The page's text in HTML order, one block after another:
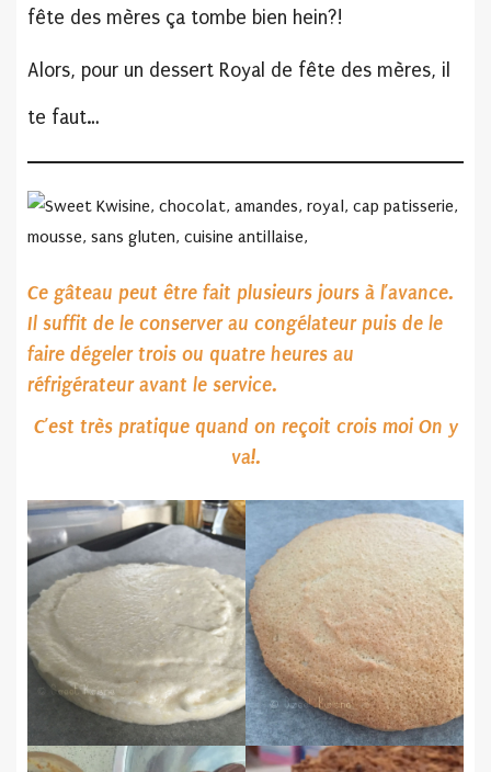
fête des mères ça tombe bien hein?!
Alors, pour un dessert Royal de fête des mères, il
te faut…
Ce gâteau peut être fait plusieurs jours à l’avance.
Il suffit de le conserver au congélateur puis de le
faire dégeler trois ou quatre heures au
réfrigérateur avant le service.
C’est très pratique quand on reçoit crois moi On y
va!.